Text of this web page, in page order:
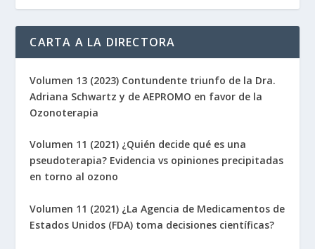
CARTA A LA DIRECTORA
Volumen 13 (2023) Contundente triunfo de la Dra.
Adriana Schwartz y de AEPROMO en favor de la
Ozonoterapia
Volumen 11 (2021) ¿Quién decide qué es una
pseudoterapia? Evidencia vs opiniones precipitadas
en torno al ozono
Volumen 11 (2021) ¿La Agencia de Medicamentos de
Estados Unidos (FDA) toma decisiones científicas?